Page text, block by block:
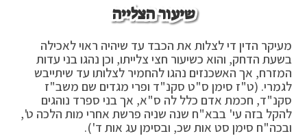
שיעור הצלייה
מעיקר הדין די לצלות את הכבד עד שיהיה ראוי לאכילה
בשעת הדחק, והוא כשיעור חצי צלייתו, וכן נהגו בני עדות
המזרח, אך האשכנזים נהגו להחמיר לצלותו עד שיתייבש
לגמרי. (ט"ז סימן ס"ט סקנ"ד ופרי מגדים שם משב"ז
סקנ"ד, חכמת אדם כלל לה ס"א, אך בני ספרד נוהגים
להקל בזה עי' בבא"ח שנה שניה פרשת אחרי מות הלכה ט',
ובכה"ח סימן סט אות שכ, ובסימן עג אות ד').